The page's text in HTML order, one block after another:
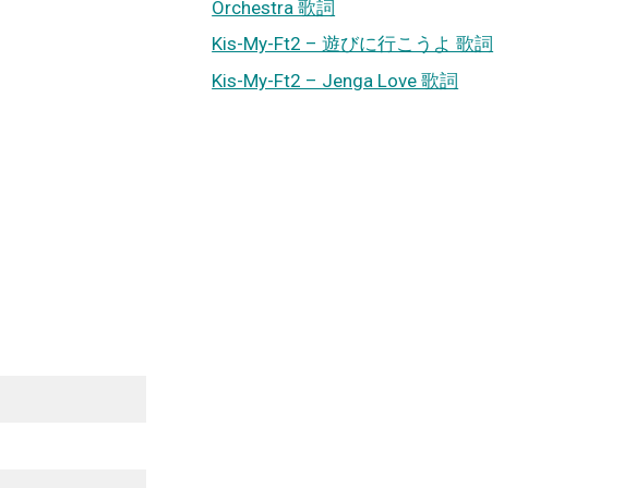
Orchestra 歌詞
Kis-My-Ft2 – 遊びに行こうよ 歌詞
Kis-My-Ft2 – Jenga Love 歌詞